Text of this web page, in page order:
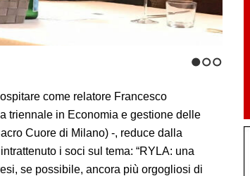
come relatore Francesco
triennale in Economia e gestione delle
Cuore di Milano) -, reduce dalla
i soci sul tema: “RYLA: una
se possibile, ancora più orgogliosi di